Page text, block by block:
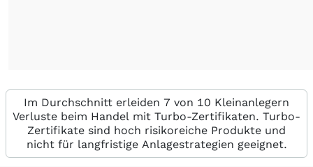
Im Durchschnitt erleiden 7 von 10 Kleinanlegern
Verluste beim Handel mit Turbo-Zertifikaten. Turbo-
Zertifikate sind hoch risikoreiche Produkte und
nicht für langfristige Anlagestrategien geeignet.